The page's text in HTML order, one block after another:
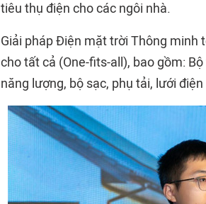
tiêu thụ điện cho các ngôi nhà.
Giải pháp Điện mặt trời Thông minh
cho tất cả (One-fits-all), bao gồm:
năng lượng, bộ sạc, phụ tải, lưới